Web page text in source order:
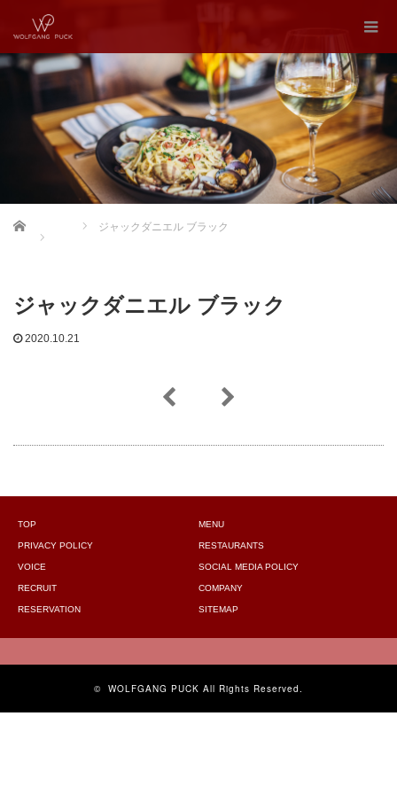
Home ジャックダニエル ブラック
ジャックダニエル ブラック
2020.10.21
TOP
PRIVACY POLICY
VOICE
MENU
RESTAURANTS
SOCIAL MEDIA POLICY
RECRUIT
RESERVATION
COMPANY
SITEMAP
© WOLFGANG PUCK All Rights Reserved.